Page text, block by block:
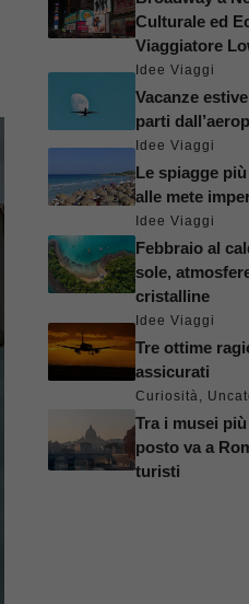
Culturale ed
Viaggiatore
Idee Viaggi
Vacanze
parti
Idee Viaggi
Le spiagge
alle mete
Idee Viaggi
Febbraio al
sole,
cristalline
Idee Viaggi
Tre ottime
assicurati
Curiosità,
Tra i musei
posto va a
turisti